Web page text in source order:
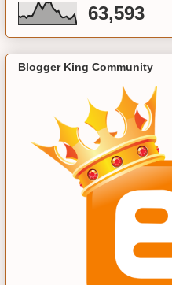
63,593
Blogger King Community